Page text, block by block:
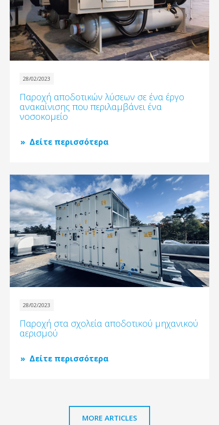
28/02/2023
Παροχή αποδοτικών λύσεων σε ένα έργο
ανακαίνισης που περιλαμβάνει ένα
νοσοκομείο
Δείτε περισσότερα
28/02/2023
Παροχή στα σχολεία αποδοτικού μηχανικού
αερισμού
Δείτε περισσότερα
MORE ARTICLES